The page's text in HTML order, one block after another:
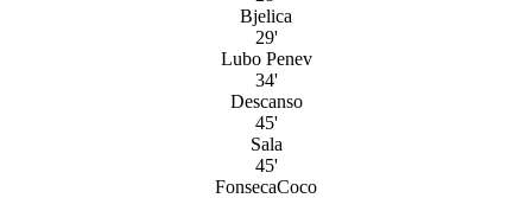
Bjelica
29'
Lubo Penev
34'
Descanso
45'
Sala
45'
FonsecaCoco